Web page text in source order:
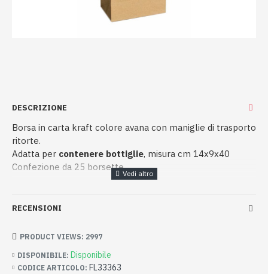
DESCRIZIONE
Borsa in carta kraft colore avana con maniglie di trasporto
ritorte.
Adatta per contenere bottiglie, misura cm 14x9x40
Confezione da 25 borsette
RECENSIONI
DISPONIBILE: Disponibile
CODICE ARTICOLO: FL33363
PRODUCT VIEWS: 2997